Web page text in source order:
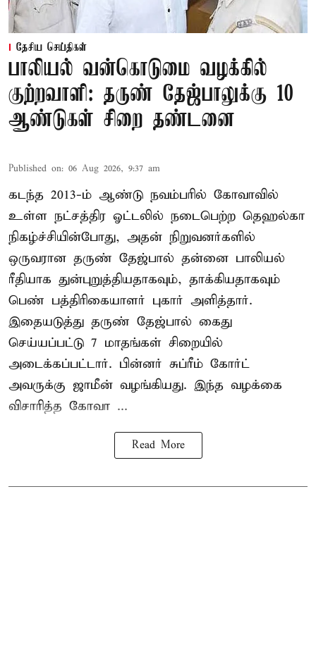
தேசிய செய்திகள்
பாலியல் வன்கொடுமை வழக்கில்
குற்றவாளி: தருண் தேஜ்பாலுக்கு 10
ஆண்டுகள் சிறை தண்டனை
Published on: 06 Aug 2026, 9:37 am
கடந்த 2013-ம் ஆண்டு நவம்பரில் கோவாவில்
உள்ள நட்சத்திர ஓட்டலில் நடைபெற்ற தெஹல்கா
நிகழ்ச்சியின்போது, அதன் நிறுவனர்களில்
ஒருவரான தருண் தேஜ்பால் தன்னை பாலியல்
ரீதியாக துன்புறுத்தியதாகவும், தாக்கியதாகவும்
பெண் பத்திரிகையாளர் புகார் அளித்தார்.
இதையடுத்து தருண் தேஜ்பால் கைது
செய்யப்பட்டு 7 மாதங்கள் சிறையில்
அடைக்கப்பட்டார். பின்னர் சுப்ரீம் கோர்ட்
அவருக்கு ஜாமீன் வழங்கியது. இந்த வழக்கை
விசாரித்த கோவா ...
Read More